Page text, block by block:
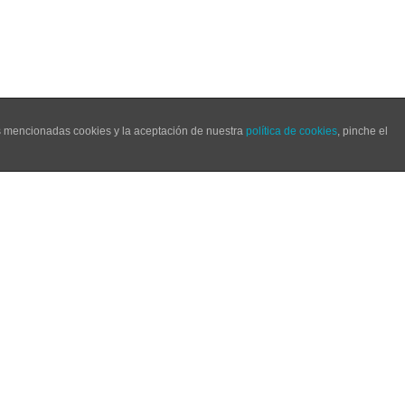
cookies y la aceptación de nuestra política de cookies, pinche el